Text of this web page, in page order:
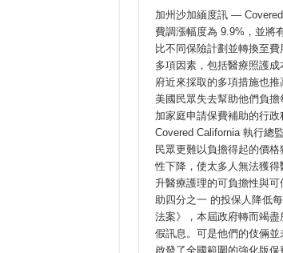
加州沙加緬度訊 —
費調漲幅度為 9.9%，並將
比不同保險計劃並轉換至
多項因素，包括醫療照護
府近來採取的多項措施也
美國民眾失去幫助他們負
加家庭申請保費補助的行
Covered California 執行總
民眾更難以負擔得起的價
性下降，使太多人無法獲
升醫療護理的可負擔性與
助四分之一 的投保人降低
法案》，本屆政府轉而竭
假訊息。可是他們的伎倆
啟發了全國範圍的強化版